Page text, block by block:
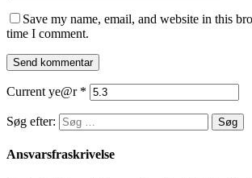
Save my name, email, and website in this
time I comment.
Current ye@r *
Søg efter:
Ansvarsfraskrivelse